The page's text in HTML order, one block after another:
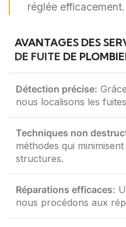
réglée efficacement.
AVANTAGES DES
DE FUITE DE
Détection précise:
nous localisons les
Techniques non
méthodes qui
structures.
Réparations efficaces:
nous procédons aux